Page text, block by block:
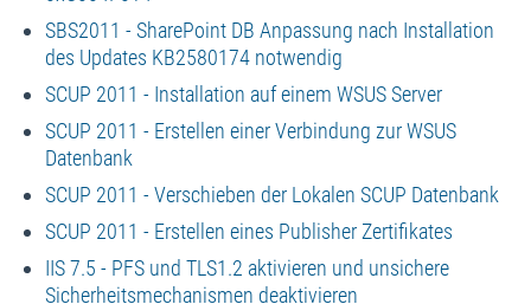
SBS2011 - SharePoint DB Anpassung nach Installation
des Updates KB2580174 notwendig
SCUP 2011 - Installation auf einem WSUS Server
SCUP 2011 - Erstellen einer Verbindung zur WSUS
Datenbank
SCUP 2011 - Verschieben der Lokalen SCUP Datenbank
SCUP 2011 - Erstellen eines Publisher Zertifikates
IIS 7.5 - PFS und TLS1.2 aktivieren und unsichere
Sicherheitsmechanismen deaktivieren